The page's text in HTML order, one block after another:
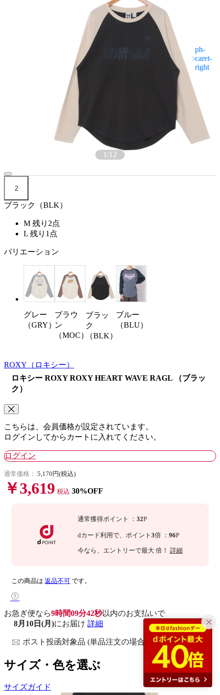
1/12
2
ブラック（BLK）
M 残り2点
L 残り1点
バリエーション
グレー
（GRY）
ブラウ
ン
（MOC）
ブラッ
ク
（BLK）
ブルー
（BLU）
ROXY （ロキシー）
ロキシー ROXY ROXY HEART WAVE RAGL （ブラッ
ク）
こちらは、会員価格が設定されています。
ログインしてからカートに入れてください。
ログイン
通常価格： 5,170円(税込)
￥3,619 税込 30%OFF
通常獲得ポイント ： 32P
dカード利用で、 ポイント 3倍 ： 96P
今なら 、エントリーで最大 倍！ 詳細
この商品は 返品不可 です。
お急ぎ便なら9時間09分41秒以内のお支払いで
8月10日(月)にお届け 詳細
ポスト投函対象品 (単品注文の場合)
サイズ・色を選ぶ
サイズガイド